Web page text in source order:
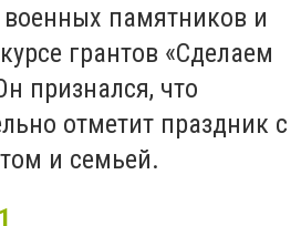
военных памятников и
грантов «Сделаем
признался, что
отметит праздник с
и семьей.